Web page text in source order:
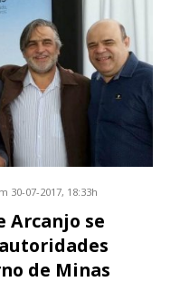
30-07-2017, 18:33h
Arcanjo se
de Minas